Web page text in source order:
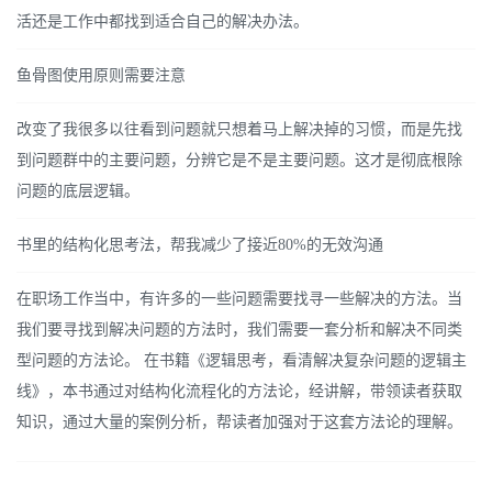
活还是工作中都找到适合自己的解决办法。
鱼骨图使用原则需要注意
改变了我很多以往看到问题就只想着马上解决掉的习惯，而是先找
到问题群中的主要问题，分辨它是不是主要问题。这才是彻底根除
问题的底层逻辑。
书里的结构化思考法，帮我减少了接近80%的无效沟通
在职场工作当中，有许多的一些问题需要找寻一些解决的方法。当
我们要寻找到解决问题的方法时，我们需要一套分析和解决不同类
型问题的方法论。 在书籍《逻辑思考，看清解决复杂问题的逻辑主
线》，本书通过对结构化流程化的方法论，经讲解，带领读者获取
知识，通过大量的案例分析，帮读者加强对于这套方法论的理解。